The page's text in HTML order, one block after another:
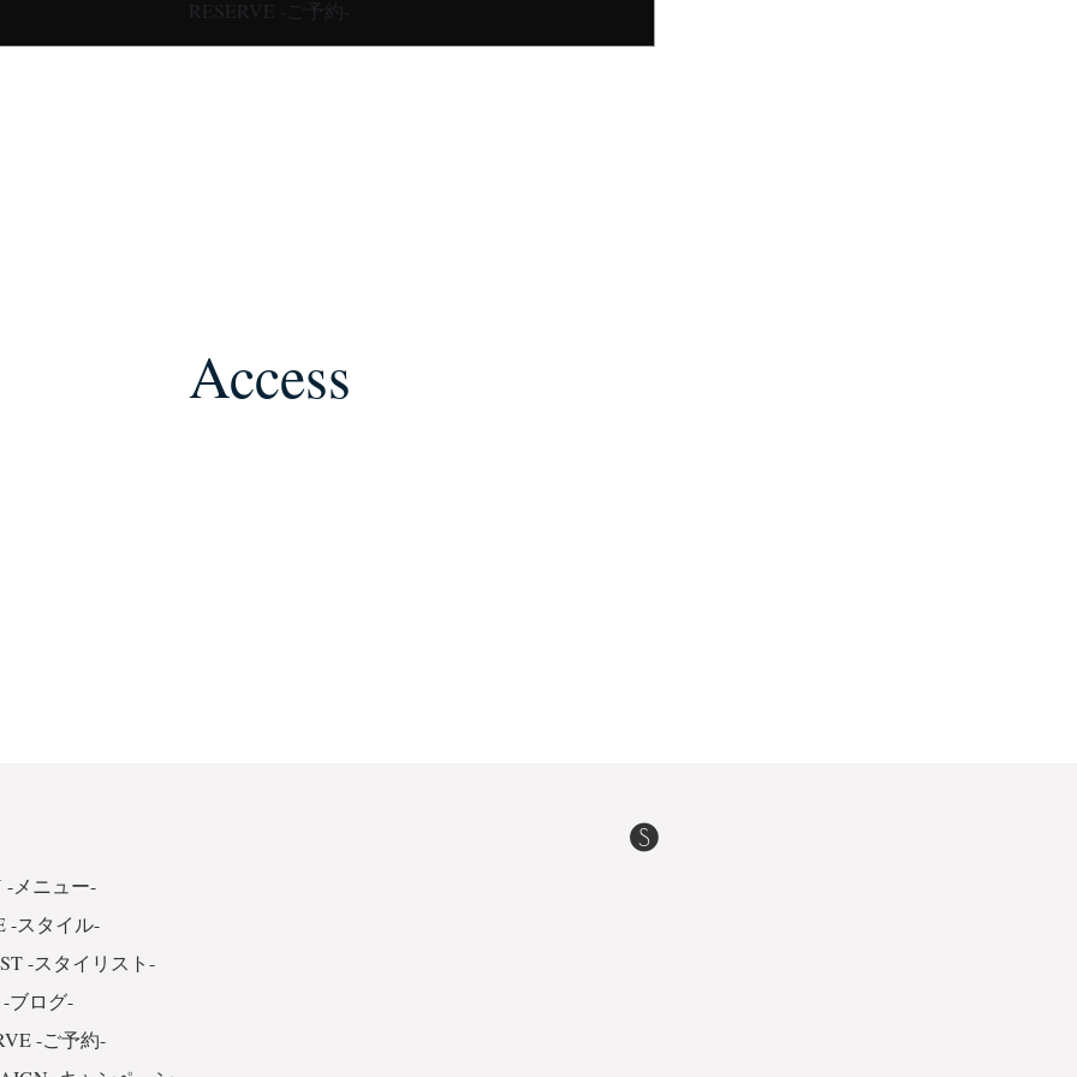
RESERVE -ご予約-
Access
-メニュー-
-スタイル-
-スタイリスト-
ブログ-
-ご予約-